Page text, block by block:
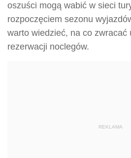
oszuści mogą wabić w sieci
rozpoczęciem sezonu
warto wiedzieć, na co zwracać
rezerwacji noclegów.
REKLAMA